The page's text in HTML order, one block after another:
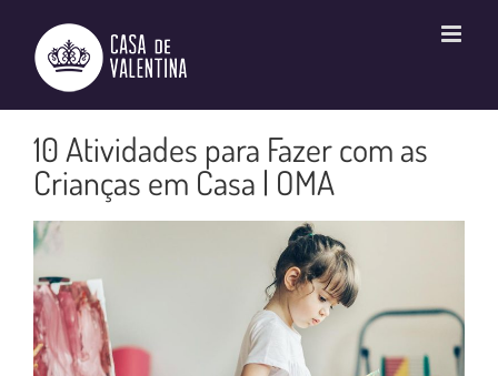
conteúdo
10 Atividades para Fazer com as
Crianças em Casa | OMA